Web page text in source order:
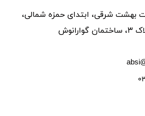
بهشت شرقی، ابتدای حمزه شمالی،